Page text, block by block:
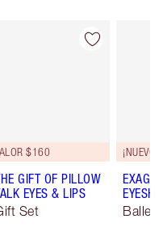
Artículo 2 de 106
$160
GIFT OF PILLOW
EYES & LIPS
Set
¡NUEVO!
Ballet